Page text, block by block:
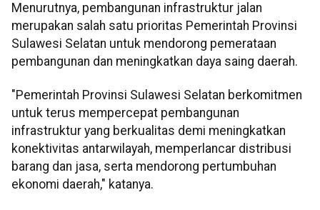
Menurutnya, pembangunan infrastruktur jalan
merupakan salah satu prioritas Pemerintah Provinsi
Sulawesi Selatan untuk mendorong pemerataan
pembangunan dan meningkatkan daya saing daerah.
"Pemerintah Provinsi Sulawesi Selatan berkomitmen
untuk terus mempercepat pembangunan
infrastruktur yang berkualitas demi meningkatkan
konektivitas antarwilayah, memperlancar distribusi
barang dan jasa, serta mendorong pertumbuhan
ekonomi daerah," katanya.